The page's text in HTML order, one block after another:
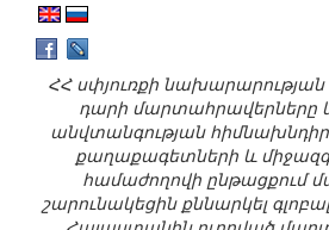
ՀՀ սփյուռքի նախարարության
դարի մարտահրավերները
անվտանգության
քաղաքագետների և
համաժողովի ընթացքում
շարունակեցին քննարկել